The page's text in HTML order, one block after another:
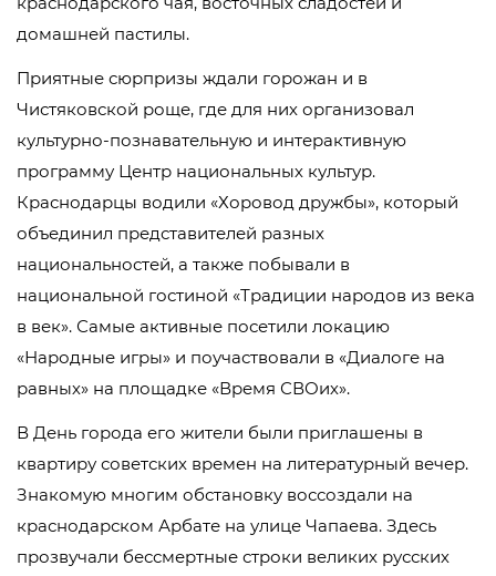
домашней пастилы.
Приятные сюрпризы ждали горожан и в
Чистяковской роще, где для них организовал
культурно-познавательную и интерактивную
программу Центр национальных культур.
Краснодарцы водили «Хоровод дружбы», который
объединил представителей разных
национальностей, а также побывали в
национальной гостиной «Традиции народов из века
в век». Самые активные посетили локацию
«Народные игры» и поучаствовали в «Диалоге на
равных» на площадке «Время СВОих».
В День города его жители были приглашены в
квартиру советских времен на литературный вечер.
Знакомую многим обстановку воссоздали на
краснодарском Арбате на улице Чапаева. Здесь
прозвучали бессмертные строки великих русских